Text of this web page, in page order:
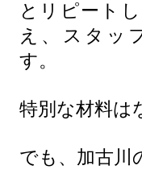
とリピート
え、スタッ
す。
特別な材料は
でも、加古川